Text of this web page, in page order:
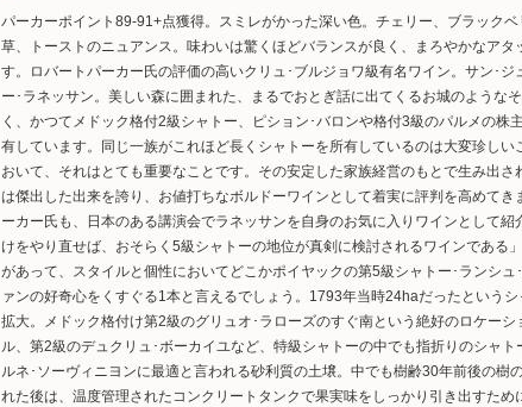
パーカーポイント89-91+点獲得。スミレがかった深い色。チェリー、ブラック
草、トーストのニュアンス。味わいは驚くほどバランスが良く、まろやかなア
す。ロバートパーカー氏の評価の高いクリュ･ブルジョワ級有名ワイン。サン･
ー･ラネッサン。美しい森に囲まれた、まるでおとぎ話に出てくるお城のような
く、かつてメドック格付2級シャトー、ピション･バロンや格付3級のパルメの
有しています。同じ一族がこれほど長くシャトーを所有しているのは大変珍し
おいて、それはとても重要なことです。その安定した家族経営のもとで生み出
は傑出した出来を誇り、お値打ちなボルドーワインとして着実に評判を高めて
ーカー氏も、日本のある講演会でラネッサンを自身のお気に入りワインとして
けをやり直せば、おそらく5級シャトーの地位が真剣に検討されるワインである
があって、スタイルと個性においてどこかポイヤックの第5級シャトー･ランシ
ァンの好奇心をくすぐる1本と言えるでしょう。1793年当時24haだったという
拡大。メドック格付け第2級のグリュオ･ラローズのすぐ南という絶好のロケー
ル、第2級のデュクリュ･ボーカイユなど、特級シャトーの中でも指折りのシャ
ルネ･ソーヴィニヨンに最適と言われる砂利質の土壌。中でも樹齢30年前後の樹
れた後は、温度管理されたコンクリートタンクで果実味をしっかり引き出すた